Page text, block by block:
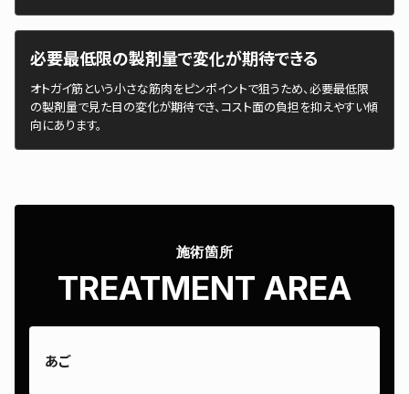
必要最低限の製剤量で変化が期待できる
オトガイ筋という小さな筋肉をピンポイントで狙うため、必要最低限
の製剤量で見た目の変化が期待でき、コスト面の負担を抑えやすい傾
向にあります。
施術箇所
TREATMENT AREA
あご